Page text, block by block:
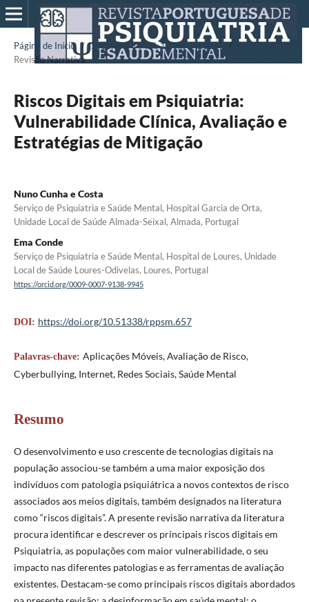
Página de Início / Arquivos / Vol. 12 N.º 1 (2026)
/
Revisão Narrativa
Riscos Digitais em Psiquiatria:
Vulnerabilidade Clínica, Avaliação e
Estratégias de Mitigação
Nuno Cunha e Costa
Serviço de Psiquiatria e Saúde Mental, Hospital Garcia de Orta,
Unidade Local de Saúde Almada-Seixal, Almada, Portugal
Ema Conde
Serviço de Psiquiatria e Saúde Mental, Hospital de Loures, Unidade
Local de Saúde Loures-Odivelas, Loures, Portugal
https://orcid.org/0009-0007-9138-9945
DOI: https://doi.org/10.51338/rppsm.657
Palavras-chave: Aplicações Móveis, Avaliação de Risco,
Cyberbullying, Internet, Redes Sociais, Saúde Mental
Resumo
O desenvolvimento e uso crescente de tecnologias digitais na
população associou-se também a uma maior exposição dos
indivíduos com patologia psiquiátrica a novos contextos de risco
associados aos meios digitais, também designados na literatura
como “riscos digitais”. A presente revisão narrativa da literatura
procura identificar e descrever os principais riscos digitais em
Psiquiatria, as populações com maior vulnerabilidade, o seu
impacto nas diferentes patologias e as ferramentas de avaliação
existentes. Destacam-se como principais riscos digitais abordados